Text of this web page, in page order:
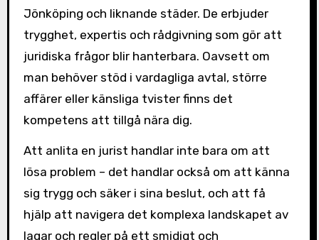
Jönköping och liknande städer. De erbjuder
trygghet, expertis och rådgivning som gör att
juridiska frågor blir hanterbara. Oavsett om
man behöver stöd i vardagliga avtal, större
affärer eller känsliga tvister finns det
kompetens att tillgå nära dig.
Att anlita en jurist handlar inte bara om att
lösa problem – det handlar också om att känna
sig trygg och säker i sina beslut, och att få
hjälp att navigera det komplexa landskapet av
lagar och regler på ett smidigt och